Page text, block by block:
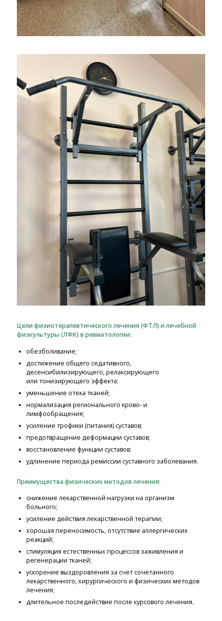
Цели физиотерапевтического лечения (ФТЛ) и лечебной
физкультуры (ЛФК) в ревматологии:
обезболивание;
достижение общего седативного,
десенсибилизирующего, релаксирующего
или тонизирующего эффекта;
уменьшение отека тканей;
нормализация регионального крово- и
лимфообращения;
усиление трофики (питания) суставов;
предотвращение деформации суставов;
восстановление функции суставов;
удлинение периода ремиссии суставного заболевания.
Преимущества физических методов лечения:
снижение лекарственной нагрузки на организм
больного;
усиление действия лекарственной терапии;
хорошая переносимость, отсутствие аллергических
реакций;
стимуляция естественных процессов заживления и
регенерации тканей;
ускорение выздоровления за счет сочетанного
лекарственного, хирургического и физических методов
лечения;
длительное последействие после курсового лечения.